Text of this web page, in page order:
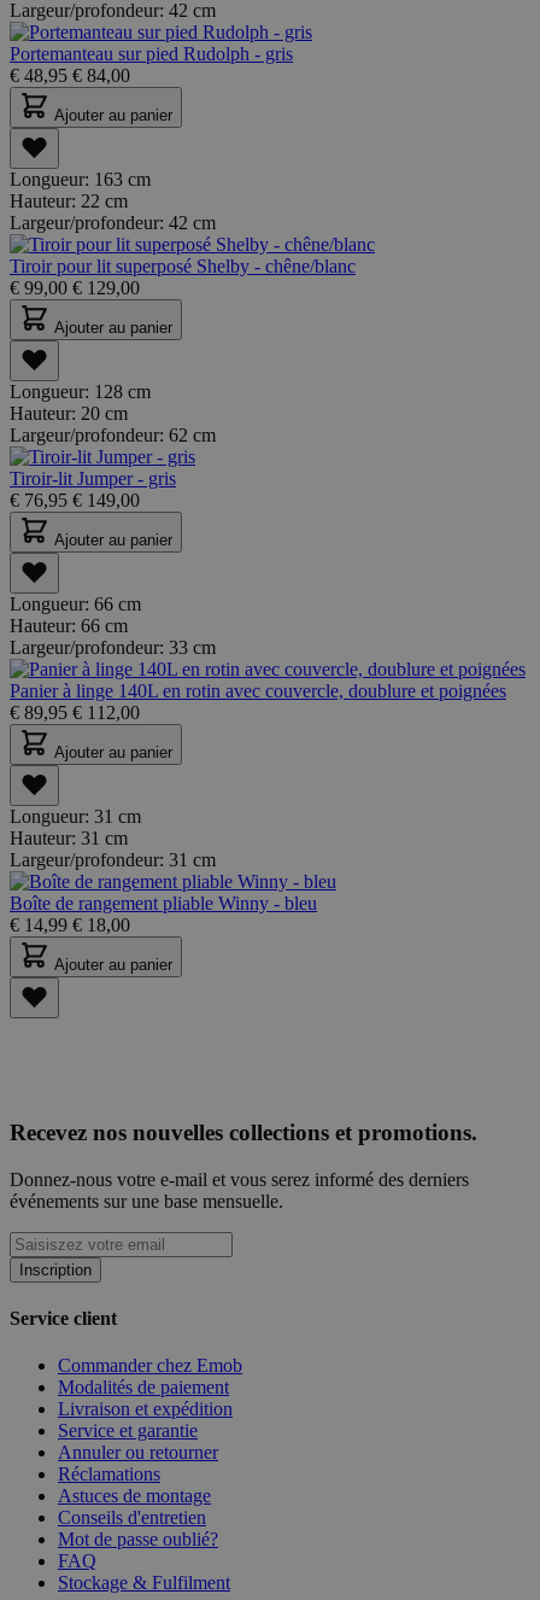
Largeur/profondeur: 42 cm
Portemanteau sur pied Rudolph - gris
€ 48,95 € 84,00
Ajouter au panier
Longueur: 163 cm
Hauteur: 22 cm
Largeur/profondeur: 42 cm
Tiroir pour lit superposé Shelby - chêne/blanc
€ 99,00 € 129,00
Ajouter au panier
Longueur: 128 cm
Hauteur: 20 cm
Largeur/profondeur: 62 cm
Tiroir-lit Jumper - gris
€ 76,95 € 149,00
Ajouter au panier
Longueur: 66 cm
Hauteur: 66 cm
Largeur/profondeur: 33 cm
Panier à linge 140L en rotin avec couvercle, doublure et poignées
€ 89,95 € 112,00
Ajouter au panier
Longueur: 31 cm
Hauteur: 31 cm
Largeur/profondeur: 31 cm
Boîte de rangement pliable Winny - bleu
€ 14,99 € 18,00
Ajouter au panier
Recevez nos nouvelles collections et promotions.
Donnez-nous votre e-mail et vous serez informé des derniers
événements sur une base mensuelle.
Inscription
Service client
Commander chez Emob
Modalités de paiement
Livraison et expédition
Service et garantie
Annuler ou retourner
Réclamations
Astuces de montage
Conseils d'entretien
Mot de passe oublié?
FAQ
Stockage & Fulfilment